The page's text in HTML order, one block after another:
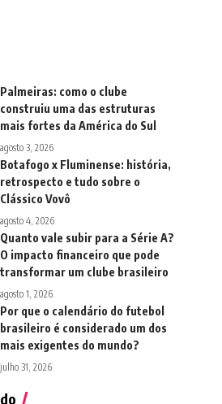
Palmeiras: como o clube
construiu uma das estruturas
mais fortes da América do Sul
agosto 3, 2026
Botafogo x Fluminense: história,
retrospecto e tudo sobre o
Clássico Vovô
agosto 4, 2026
Quanto vale subir para a Série A?
O impacto financeiro que pode
transformar um clube brasileiro
agosto 1, 2026
Por que o calendário do futebol
brasileiro é considerado um dos
mais exigentes do mundo?
julho 31, 2026